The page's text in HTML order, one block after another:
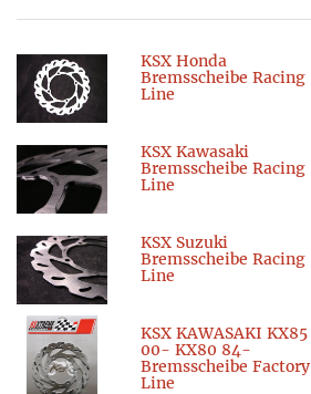
KSX Honda
Bremsscheibe Racing
Line
KSX Kawasaki
Bremsscheibe Racing
Line
KSX Suzuki
Bremsscheibe Racing
Line
KSX KAWASAKI KX85
00- KX80 84-
Bremsscheibe Factory
Line